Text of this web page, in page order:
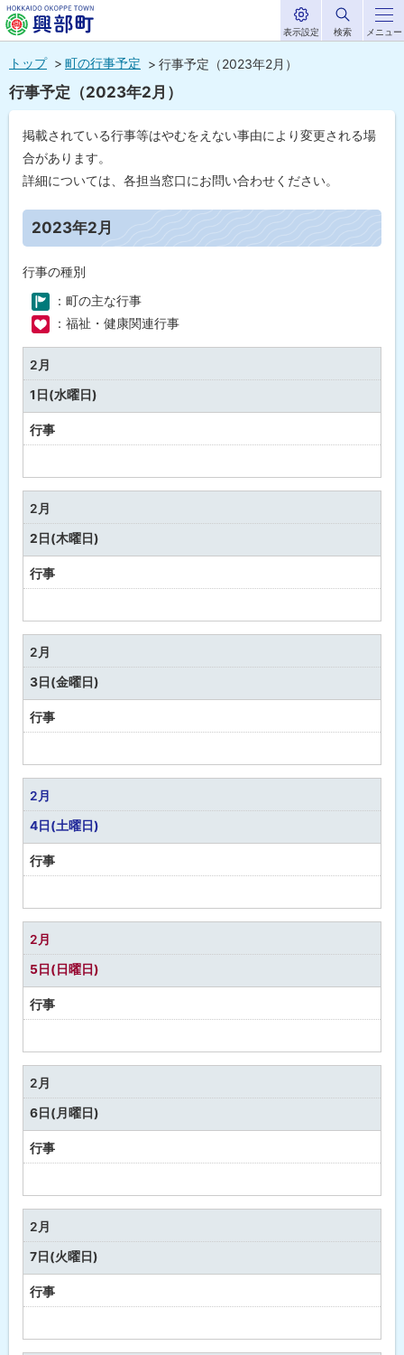
へ
北海道興部
町
HOKKAIDO OKOPPE TOWN
メニュー
表示設定 検索
トップ 町の行事予定 行事予定（2023年2月）
行事予定（2023年2月）
掲載されている行事等はやむをえない事由により変更される場
合があります。
詳細については、各担当窓口にお問い合わせください。
ペ
ー
ジ
内
目
次
0
2
3
年
0
2
月
2023年2月
行事の種別
：町の主な行事
：福祉・健康関連行事
2月
1日(水曜日)
行事
定
な
し
2月
2日(木曜日)
行事
定
な
し
2月
3日(金曜日)
行事
定
な
し
2月
4日(土曜日)
行事
定
な
し
2月
5日(日曜日)
行事
定
な
し
2月
6日(月曜日)
行事
定
な
し
2月
7日(火曜日)
行事
定